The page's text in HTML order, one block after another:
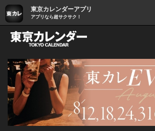
東京カレンダーアプリ
アプリなら超サクサク！
グルメ情報・プレ